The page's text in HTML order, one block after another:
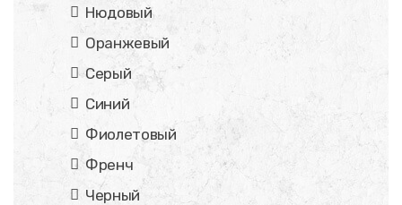
Нюдовый
Оранжевый
Серый
Синий
Фиолетовый
Френч
Черный